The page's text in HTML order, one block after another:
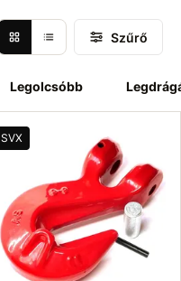
Legolcsóbb
Szűrő
SVX